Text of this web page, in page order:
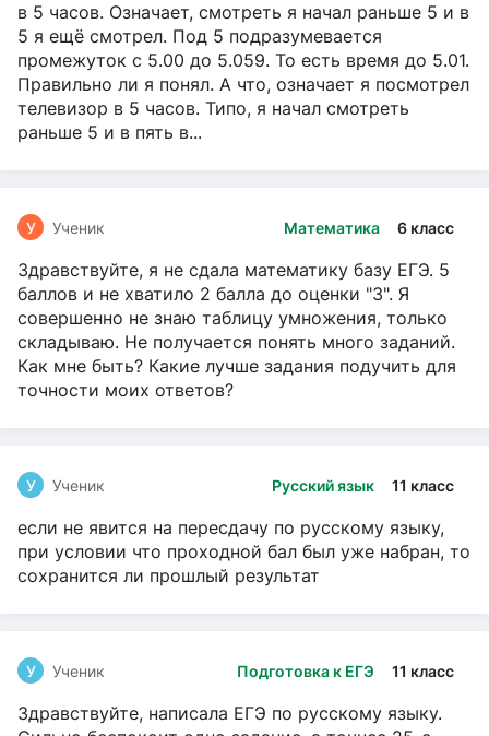
в 5 часов. Означает, смотреть я начал раньше 5 и в
5 я ещё смотрел. Под 5 подразумевается
промежуток с 5.00 до 5.059. То есть время до 5.01.
Правильно ли я понял. А что, означает я посмотрел
телевизор в 5 часов. Типо, я начал смотреть
раньше 5 и в пять в...
Математика 6 класс
У Ученик
Здравствуйте, я не сдала математику базу ЕГЭ. 5
баллов и не хватило 2 балла до оценки "3". Я
совершенно не знаю таблицу умножения, только
складываю. Не получается понять много заданий.
Как мне быть? Какие лучше задания подучить для
точности моих ответов?
Русский язык 11 класс
У Ученик
если не явится на пересдачу по русскому языку,
при условии что проходной бал был уже набран, то
сохранится ли прошлый результат
Подготовка к ЕГЭ 11 класс
У Ученик
Здравствуйте, написала ЕГЭ по русскому языку.